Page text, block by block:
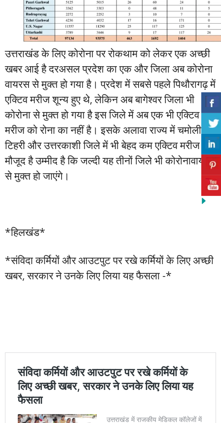
उत्तराखंड के लिए कोरोना पर रोकथाम को लेकर एक अच्छी
खबर आई है दरअसल प्रदेश का एक और जिला अब कोरोना
वायरस से मुक्त हो गया है। प्रदेश में सबसे पहले पिथौरागढ़ में
एक्टिव मरीज शून्य हुए थे, लेकिन अब बागेश्वर जिला भी
कोरोना से मुक्त हो गया है इस जिले में अब एक भी एक्टिव
मरीज को रोना का नहीं है। इसके अलावा राज्य में चमोली
टिहरी और उत्तरकाशी जिले में भी बेहद कम एक्टिव मरीज
मौजूद है उम्मीद है कि जल्दी यह तीनों जिले भी कोरोनावायरस
से मुक्त हो जाएंगे।
*हिलखंड*
*संविदा कर्मियों और आउटपुट पर रखे कर्मियों के लिए अच्छी
खबर, सरकार ने उनके लिए लिया यह फैसला -*